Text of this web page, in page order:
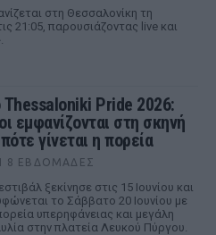
στη Θεσσαλονίκη τη
21:05, παρουσιάζοντας live και
Thessaloniki Pride 2026:
εμφανίζονται στη σκηνή
γίνεται η πορεία
8 ΕΒΔΟΜΆΔΕΣ
ξεκίνησε στις 15 Ιουνίου και
το Σάββατο 20 Ιουνίου με
υπερηφάνειας και μεγάλη
στην πλατεία Λευκού Πύργου.